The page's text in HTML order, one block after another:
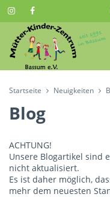
Startseite Neuigkeiten
Blog
ACHTUNG!
Unsere Blogartikel sind
nicht aktualisiert.
Es ist daher möglich,
mehr dem neuesten